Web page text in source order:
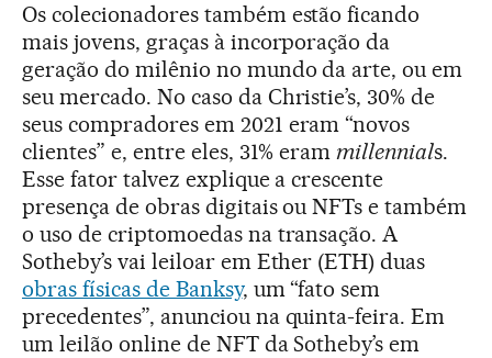
Os colecionadores também estão ficando
mais jovens, graças à incorporação da
geração do milênio no mundo da arte, ou em
seu mercado. No caso da Christie’s, 30% de
seus compradores em 2021 eram “novos
clientes” e, entre eles, 31% erammillennials.
Esse fator talvez explique a crescente
presença de obras digitais ou NFTs e também
o uso de criptomoedas na transação. A
Sotheby’s vai leiloar em Ether (ETH) duas
obras físicas de Banksy, um “fato sem
precedentes”, anunciou na quinta-feira. Em
um leilão online de NFT da Sotheby’s em